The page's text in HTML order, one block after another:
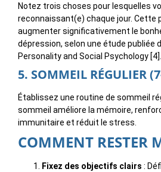
Notez trois choses pour lesquelles
reconnaissant(e) chaque jour. Cette
augmenter significativement le
dépression, selon une étude publiée
Personality and Social Psychology [4].
5. SOMMEIL RÉGULIER
Établissez une routine de sommeil
sommeil améliore la mémoire,
immunitaire et réduit le stress.
COMMENT RESTER
Fixez des objectifs clairs :